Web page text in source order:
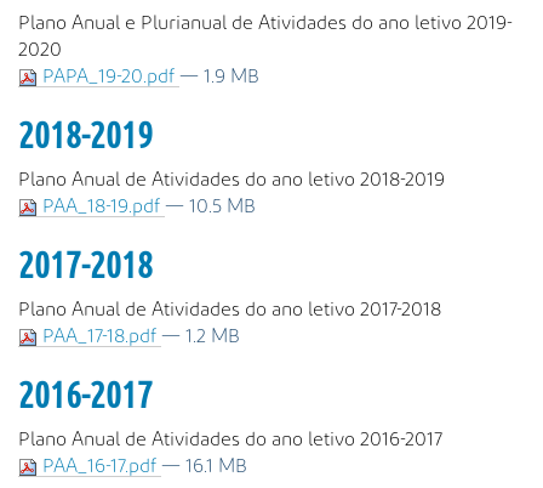
Plano Anual e Plurianual de Atividades do ano letivo 2019-
2020
PAPA_19-20.pdf — 1.9 MB
2018-2019
Plano Anual de Atividades do ano letivo 2018-2019
PAA_18-19.pdf — 10.5 MB
2017-2018
Plano Anual de Atividades do ano letivo 2017-2018
PAA_17-18.pdf — 1.2 MB
2016-2017
Plano Anual de Atividades do ano letivo 2016-2017
PAA_16-17.pdf — 16.1 MB